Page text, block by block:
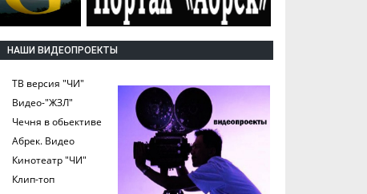
НАШИ ВИДЕОПРОЕКТЫ
ТВ версия "ЧИ"
Видео-"ЖЗЛ"
Чечня в обьективе
Абрек. Видео
Кинотеатр "ЧИ"
Клип-топ